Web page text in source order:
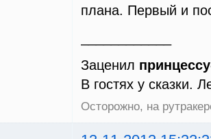
плана. Первый и
Заценил
В гостях у сказки.
Осторожно, на